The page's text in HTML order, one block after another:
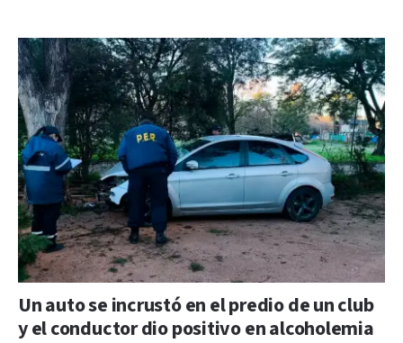
Un auto se incrustó en el predio de un club
y el conductor dio positivo en alcoholemia